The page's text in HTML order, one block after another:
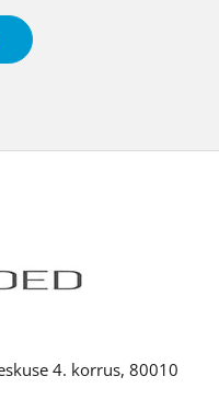
4. korrus, 80010